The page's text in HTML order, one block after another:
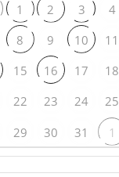
1 2 3
4
8 9 10
11
15 16 17
18
22 23 24
25
29 30 31 1